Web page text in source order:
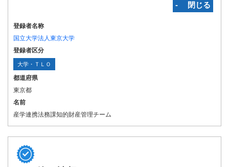
‐ 閉じる
登録者名称
国立大学法人東京大学
登録者区分
大学・ＴＬＯ
都道府県
東京都
名前
産学連携法務課知的財産管理チーム